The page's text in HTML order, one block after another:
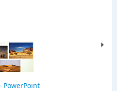
PowerPoint